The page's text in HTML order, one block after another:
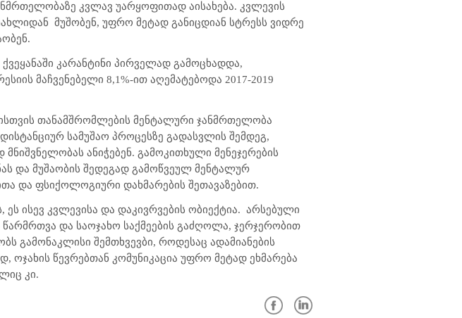
კვლავ უარყოფითად აისახება. კვლევის
მუშობენ, უფრო მეტად განიცდიან სტრესს ვიდრე
კარანტინი პირველად გამოცხადდა,
მაჩვენებელი 8,1%-ით აღემატებოდა 2017-2019
თანამშრომლების მენტალური ჯანმრთელობა
დისტანციურ სამუშაო პროცესზე გადასვლის შემდეგ,
ანიჭებენ. გამოკითხული მენეჯერების
და მუშაობის შედეგად გამოწვეულ მენტალურ
და ფსიქოლოგიური დახმარების შეთავაზებით.
ისევ კვლევისა და დაკივრვების ობიექტია. არსებული
და საოჯახო საქმეების გაძღოლა, ჯერჯერობით
გამონაკლისი შემთხვევბი, როდესაც ადამიანების
წევრებთან კომუნიკაცია უფრო მეტად ეხმარება
კი.